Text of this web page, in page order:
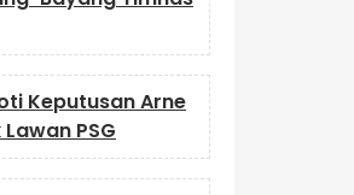
Keputusan Arne
PSG